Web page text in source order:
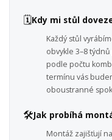
🗓️Kdy mi stůl
Každý stůl
obvykle 3–8
podle počtu
termínu vás
oboustranné
🛠️Jak probíhá
Montáž zajišťují